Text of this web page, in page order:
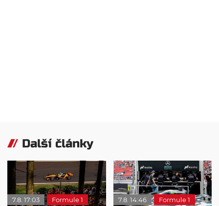
Další články
7.8. 17:03 Formule 1 7.8. 14:46 Formule 1